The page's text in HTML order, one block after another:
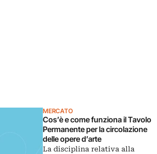
MERCATO
Cos’è e come funziona il Tavolo
Permanente per la circolazione
delle opere d’arte
La disciplina relativa alla